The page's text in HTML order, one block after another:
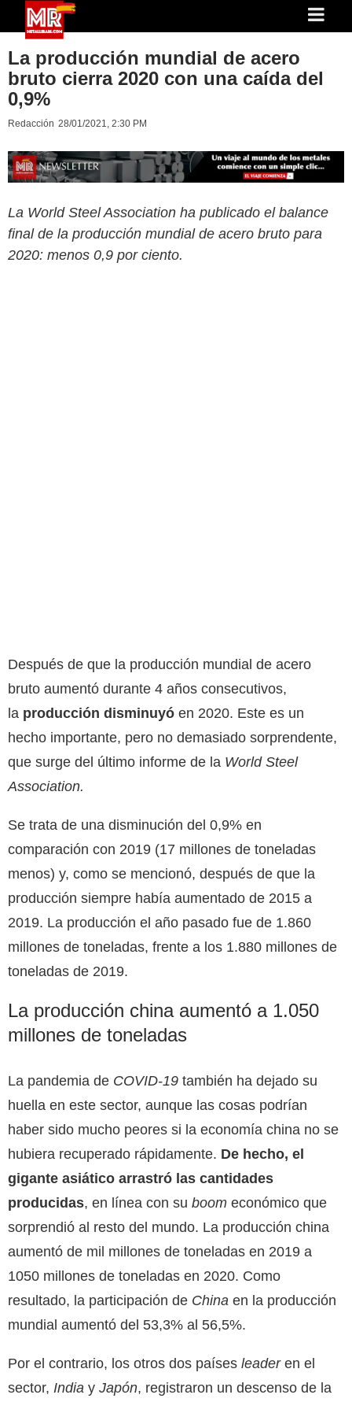
La producción mundial de acero
bruto cierra 2020 con una caída del
0,9%
Redacción 28/01/2021, 2:30 PM
La World Steel Association ha publicado el balance
final de la producción mundial de acero bruto para
2020: menos 0,9 por ciento.
Después de que la producción mundial de acero
bruto aumentó durante 4 años consecutivos,
la producción disminuyó en 2020. Este es un
hecho importante, pero no demasiado sorprendente,
que surge del último informe de la World Steel
Association.
Se trata de una disminución del 0,9% en
comparación con 2019 (17 millones de toneladas
menos) y, como se mencionó, después de que la
producción siempre había aumentado de 2015 a
2019. La producción el año pasado fue de 1.860
millones de toneladas, frente a los 1.880 millones de
toneladas de 2019.
La producción china aumentó a 1.050
millones de toneladas
La pandemia de COVID-19 también ha dejado su
huella en este sector, aunque las cosas podrían
haber sido mucho peores si la economía china no se
hubiera recuperado rápidamente. De hecho, el
gigante asiático arrastró las cantidades
producidas, en línea con su boom económico que
sorprendió al resto del mundo. La producción china
aumentó de mil millones de toneladas en 2019 a
1050 millones de toneladas en 2020. Como
resultado, la participación de China en la producción
mundial aumentó del 53,3% al 56,5%.
Por el contrario, los otros dos países leaderen el
sector, India y Japón, registraron un descenso de la